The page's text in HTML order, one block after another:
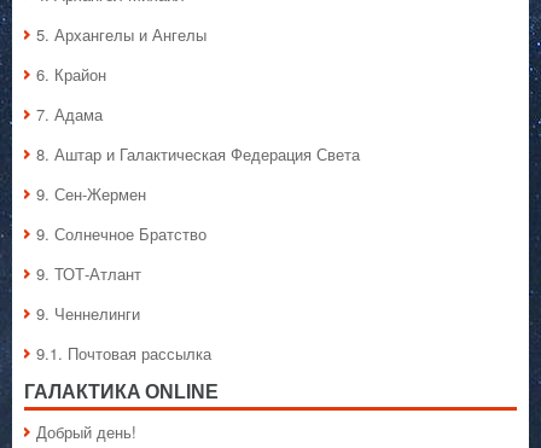
5. Архангелы и Ангелы
6. Крайон
7. Адама
8. Аштар и Галактическая Федерация Света
9. Сен-Жермен
9. Солнечное Братство
9. ТОТ-Атлант
9. Ченнелинги
9.1. Почтовая рассылка
ГАЛАКТИКA ONLINE
Добрый день!